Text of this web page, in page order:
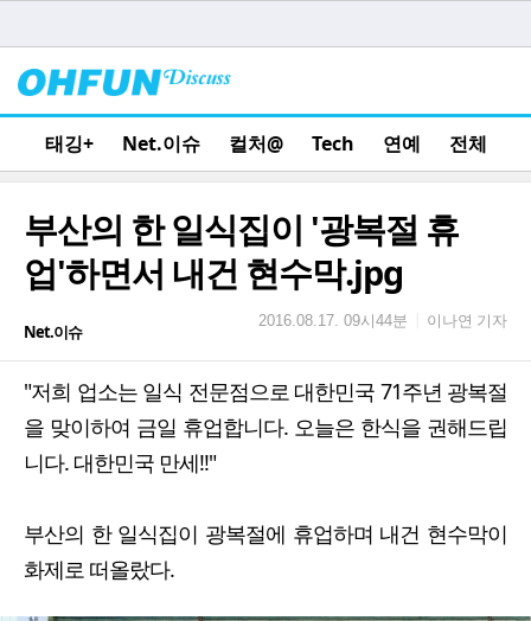
태깅+ Net.이슈 컬처@ Tech 연예 전체
부산의 한 일식집이 '광복절 휴
업'하면서 내건 현수막.jpg
Net.이슈
2016.08.17. 09시44분 이나연 기자
"저희 업소는 일식 전문점으로 대한민국 71주년 광복절
을 맞이하여 금일 휴업합니다. 오늘은 한식을 권해드립
니다. 대한민국 만세!!"
부산의 한 일식집이 광복절에 휴업하며 내건 현수막이
화제로 떠올랐다.